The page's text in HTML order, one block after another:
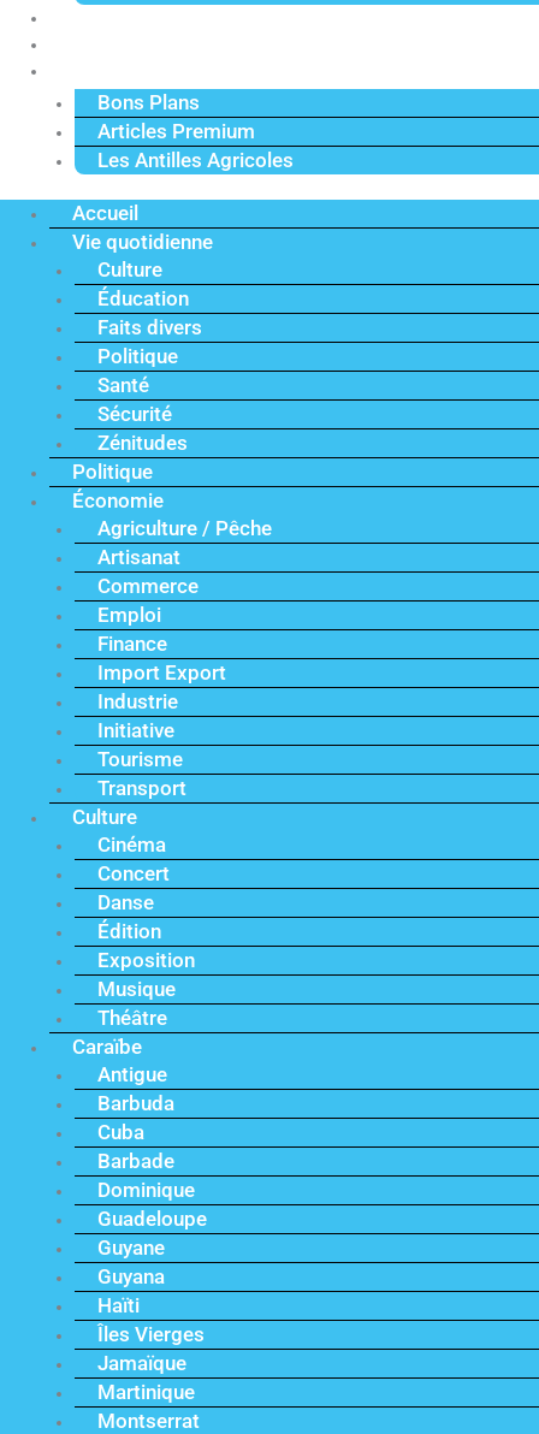
Bons Plans
Articles Premium
Les Antilles Agricoles
Accueil
Vie quotidienne
Culture
Éducation
Faits divers
Politique
Santé
Sécurité
Zénitudes
Politique
Économie
Agriculture / Pêche
Artisanat
Commerce
Emploi
Finance
Import Export
Industrie
Initiative
Tourisme
Transport
Culture
Cinéma
Concert
Danse
Édition
Exposition
Musique
Théâtre
Caraïbe
Antigue
Barbuda
Cuba
Barbade
Dominique
Guadeloupe
Guyane
Guyana
Haïti
Îles Vierges
Jamaïque
Martinique
Montserrat